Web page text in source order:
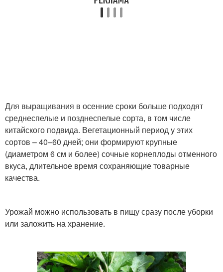
Для выращивания в осенние сроки больше подходят
среднеспелые и позднеспелые сорта, в том числе
китайского подвида. Вегетационный период у этих
сортов – 40–60 дней; они формируют крупные
(диаметром 6 см и более) сочные корнеплоды отменного
вкуса, длительное время сохраняющие товарные
качества.
Урожай можно использовать в пищу сразу после уборки
или заложить на хранение.